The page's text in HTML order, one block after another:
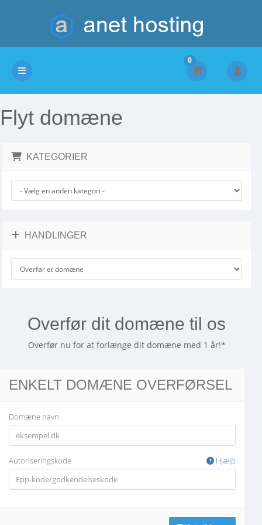
Skift navigation
0
Flyt domæne
KATEGORIER
HANDLINGER
Overfør dit domæne til os
Overfør nu for at forlænge dit domæne med 1 år!*
ENKELT DOMÆNE OVERFØRSEL
Domæne navn
Autoriseringskode Hjælp